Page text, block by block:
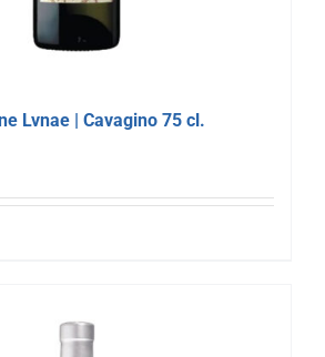
Lvnae | Cavagino 75 cl.